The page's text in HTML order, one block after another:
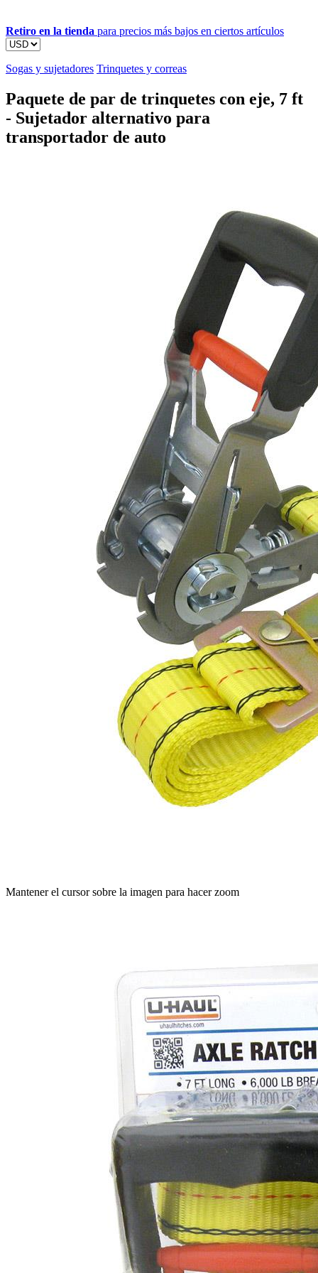
Retiro en la tienda para precios más bajos en ciertos artículos
Sogas y sujetadores Trinquetes y correas
Paquete de par de trinquetes con eje, 7 ft
- Sujetador alternativo para
transportador de auto
Mantener el cursor sobre la imagen para hacer zoom